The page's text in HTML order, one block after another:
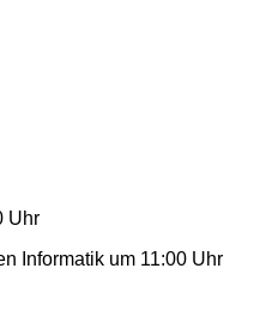
Uhr
Informatik um 11:00 Uhr